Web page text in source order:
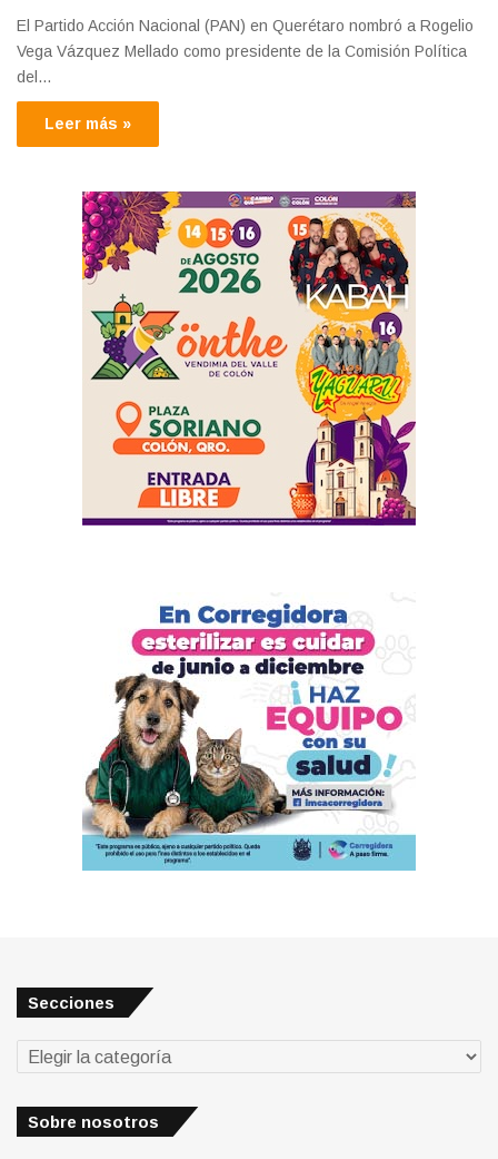
El Partido Acción Nacional (PAN) en Querétaro nombró a Rogelio
Vega Vázquez Mellado como presidente de la Comisión Política
del…
Leer más »
Secciones
Secciones
Sobre nosotros